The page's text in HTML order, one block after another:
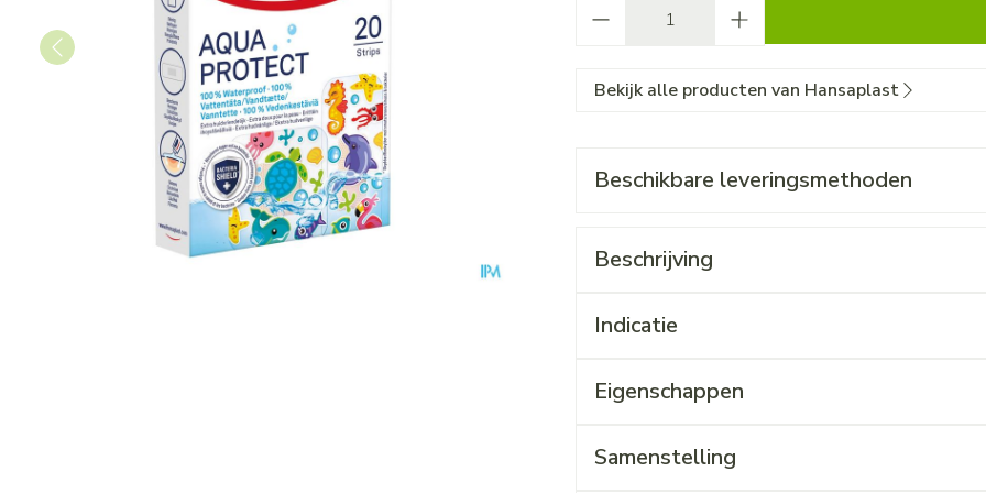
Bekijk alle producten van Hansaplast
Beschikbare leveringsmethoden
Beschrijving
Indicatie
Eigenschappen
Samenstelling